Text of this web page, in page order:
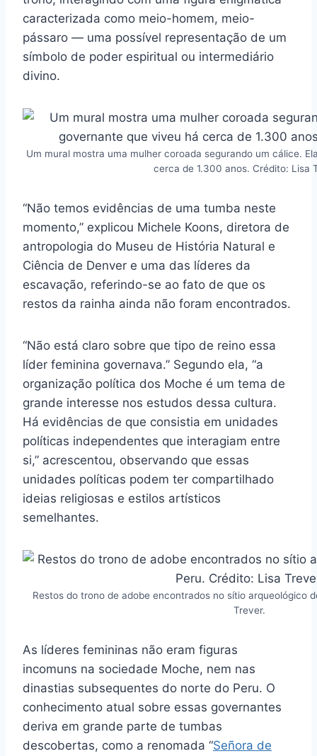
caracterizada como meio-homem, meio-
pássaro — uma possível representação de um
símbolo de poder espiritual ou intermediário
divino.
Um mural mostra uma mulher coroada segurando um cálice.
cerca de 1.300 anos. Crédito: Lisa
“Não temos evidências de uma tumba neste
momento,” explicou Michele Koons, diretora de
antropologia do Museu de História Natural e
Ciência de Denver e uma das líderes da
escavação, referindo-se ao fato de que os
restos da rainha ainda não foram encontrados.
“Não está claro sobre que tipo de reino essa
líder feminina governava.” Segundo ela, “a
organização política dos Moche é um tema de
grande interesse nos estudos dessa cultura.
Há evidências de que consistia em unidades
políticas independentes que interagiam entre
si,” acrescentou, observando que essas
unidades políticas podem ter compartilhado
ideias religiosas e estilos artísticos
semelhantes.
Restos do trono de adobe encontrados no sítio arqueológico
Trever.
As líderes femininas não eram figuras
incomuns na sociedade Moche, nem nas
dinastias subsequentes do norte do Peru. O
conhecimento atual sobre essas governantes
deriva em grande parte de tumbas
descobertas, como a renomada “Señora de